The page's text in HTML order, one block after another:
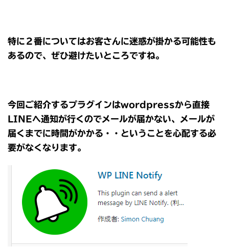
特に２番についてはお客さんに迷惑が掛かる可能性も
あるので、ぜひ避けたいところですね。
今回ご紹介するプラグインはwordpressから直接
LINEへ通知が行くのでメールが届かない、メールが
届くまでに時間がかかる・・ということを心配する必
要がなくなります。